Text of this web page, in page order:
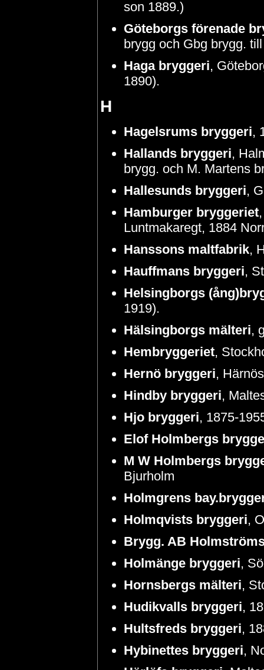
son 1889.)
Göteborgs förenade
brygg och Gbg brygg.
Haga bryggeri,
1890).
H
Hagelsrums bryggeri,
Hallands bryggeri,
brygg. och M. Martens
Hallesunds bryggeri,
Hamburger bryggeriet
Luntmakaregt, 1884
Hanssons maltfabrik,
Hauffmans bryggeri,
Helsingborgs
1919).
Hälsingborgs mälteri,
Hembryggeriet,
Hernö bryggeri,
Hindby bryggeri,
Hjo bryggeri, 1875-
Elof Holmbergs
M W Holmbergs
Bjurholm
Holmgrens
Holmqvists bryggeri,
Brygg. AB
Holmänge bryggeri,
Hornsbergs mälteri,
Hudikvalls bryggeri,
Hultsfreds bryggeri,
Hybinettes bryggeri,